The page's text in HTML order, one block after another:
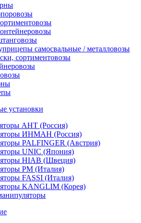
самосвальные / металловозы
сортиментовозы
установки
АНТ (Россия)
ИНМАН (Россия)
PALFINGER (Австрия)
UNIC (Япония)
HIAB (Швеция)
PM (Италия)
FASSI (Италия)
KANGLIM (Корея)